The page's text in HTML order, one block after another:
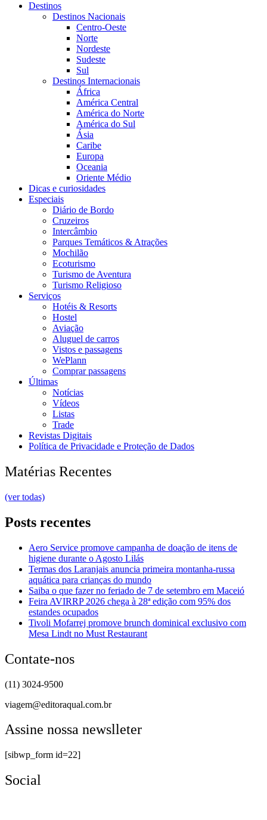
Destinos
Destinos Nacionais
Centro-Oeste
Norte
Nordeste
Sudeste
Sul
Destinos Internacionais
África
América Central
América do Norte
América do Sul
Ásia
Caribe
Europa
Oceania
Oriente Médio
Dicas e curiosidades
Especiais
Diário de Bordo
Cruzeiros
Intercâmbio
Parques Temáticos & Atrações
Mochilão
Ecoturismo
Turismo de Aventura
Turismo Religioso
Serviços
Hotéis & Resorts
Hostel
Aviação
Aluguel de carros
Vistos e passagens
WePlann
Comprar passagens
Últimas
Notícias
Vídeos
Listas
Trade
Revistas Digitais
Política de Privacidade e Proteção de Dados
Matérias Recentes
(ver todas)
Posts recentes
Aero Service promove campanha de doação de itens de
higiene durante o Agosto Lilás
Termas dos Laranjais anuncia primeira montanha-russa
aquática para crianças do mundo
Saiba o que fazer no feriado de 7 de setembro em Maceió
Feira AVIRRP 2026 chega à 28ª edição com 95% dos
estandes ocupados
Tivoli Mofarrej promove brunch dominical exclusivo com
Mesa Lindt no Must Restaurant
Contate-nos
(11) 3024-9500
viagem@editoraqual.com.br
Assine nossa newslleter
[sibwp_form id=22]
Social